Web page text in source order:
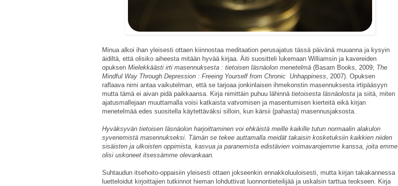
Minua alkoi ihan yleisesti ottaen kiinnostaa meditaation perusajatus tässä päivänä muuanna ja kysyin
äidiltä, että olisiko aiheesta mitään hyvää kirjaa. Äiti suositteli lukemaan Williamsin ja kavereiden
opuksen Mielekkäästi irti masennuksesta : tietoisen läsnäolon menetelmä (Basam Books, 2009; The
Mindful Way Through Depression : Freeing Yourself from Chronic Unhappiness, 2007). Opuksen
raflaava nimi antaa vaikutelman, että se tarjoaa jonkinlaisen ihmekonstin masennuksesta irtipääsyyn
mutta tämä ei aivan pidä paikkaansa. Kirja nimittäin puhuu lähinnä tietoisesta läsnäolosta ja siitä, miten
ajatusmallejaan muuttamalla voisi katkaista vatvomisen ja masentumisen kierteitä eikä kirjan
menetelmää edes suositella käytettäväksi silloin, kun kärsii (pahasta) masennusjaksosta.
Hyväksyvän tietoisen läsnäolon harjoittaminen voi ehkäistä meille kaikille tutun normaalin alakulon
syvenemistä masennukseksi. Tämän se tekee auttamalla meidät takaisin kosketuksiin kaikkien niiden
sisäisten ja ulkoisten oppimista, kasvua ja paranemista edistävien voimavarojemme kanssa, joita emme
olisi uskoneet itsessämme olevankaan.
Suhtaudun itsehoito-oppaisiin yleisesti ottaen jokseenkin ennakkoluuloisesti, mutta kirjan takakannessa
luetteloidut kirjoittajien tutkinnot hieman lohduttivat luonnontieteilijää ja uskalsin tarttua teokseen. Kirja